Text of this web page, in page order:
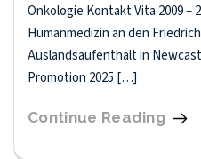
Onkologie Kontakt Vita 2009 –
Humanmedizin an den
Auslandsaufenthalt in
Promotion 2025 […]
Continue Reading